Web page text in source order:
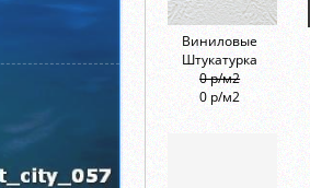
Виниловые
Штукатурка
0 р/м2
0 р/м2